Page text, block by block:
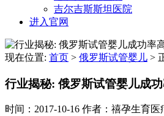
吉尔吉斯斯坦医院
进入官网
现在位置: 首页 > 俄罗斯试管婴儿 >
行业揭秘: 俄罗斯试管婴儿成
时间：2017-10-16 作者：禧孕生育医